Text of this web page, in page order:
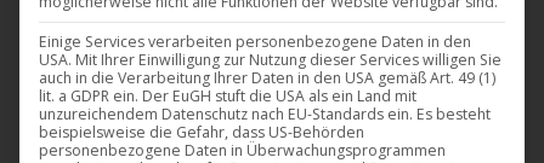
Pünktlich zum Jahreswechsel ist jetzt der Film
„Altitude – Die Hard in the Sky“ von Alex
Merkin mit Dolph Lundgren und Denise
Richards exklusiv bei CiNENET zu sehen. Fast jeden
Tag veröffentlicht der Kanal CiNENET auf YouTube
Einige Services verarbeiten personenbezogene Daten in den
USA. Mit Ihrer Einwilligung zur Nutzung dieser Services willigen Sie
auch in die Verarbeitung Ihrer Daten in den USA gemäß Art. 49 (1)
lit. a GDPR ein. Der EuGH stuft die USA als ein Land mit
unzureichendem Datenschutz nach EU-Standards ein. Es besteht
beispielsweise die Gefahr, dass US-Behörden
personenbezogene Daten in Überwachungsprogrammen